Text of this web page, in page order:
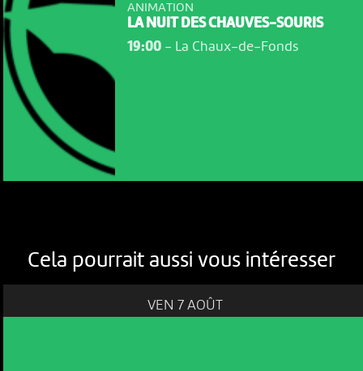
ANIMATION
LA NUIT DES CHAUVES-SOURIS
19:00- La Chaux-de-Fonds
Cela pourrait aussi vous intéresser
VEN 7 AOÛT